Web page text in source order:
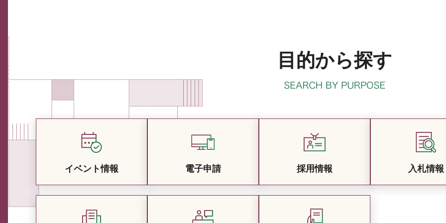
目的から探す
イベント情報 電子申請 採用情報 入札情報